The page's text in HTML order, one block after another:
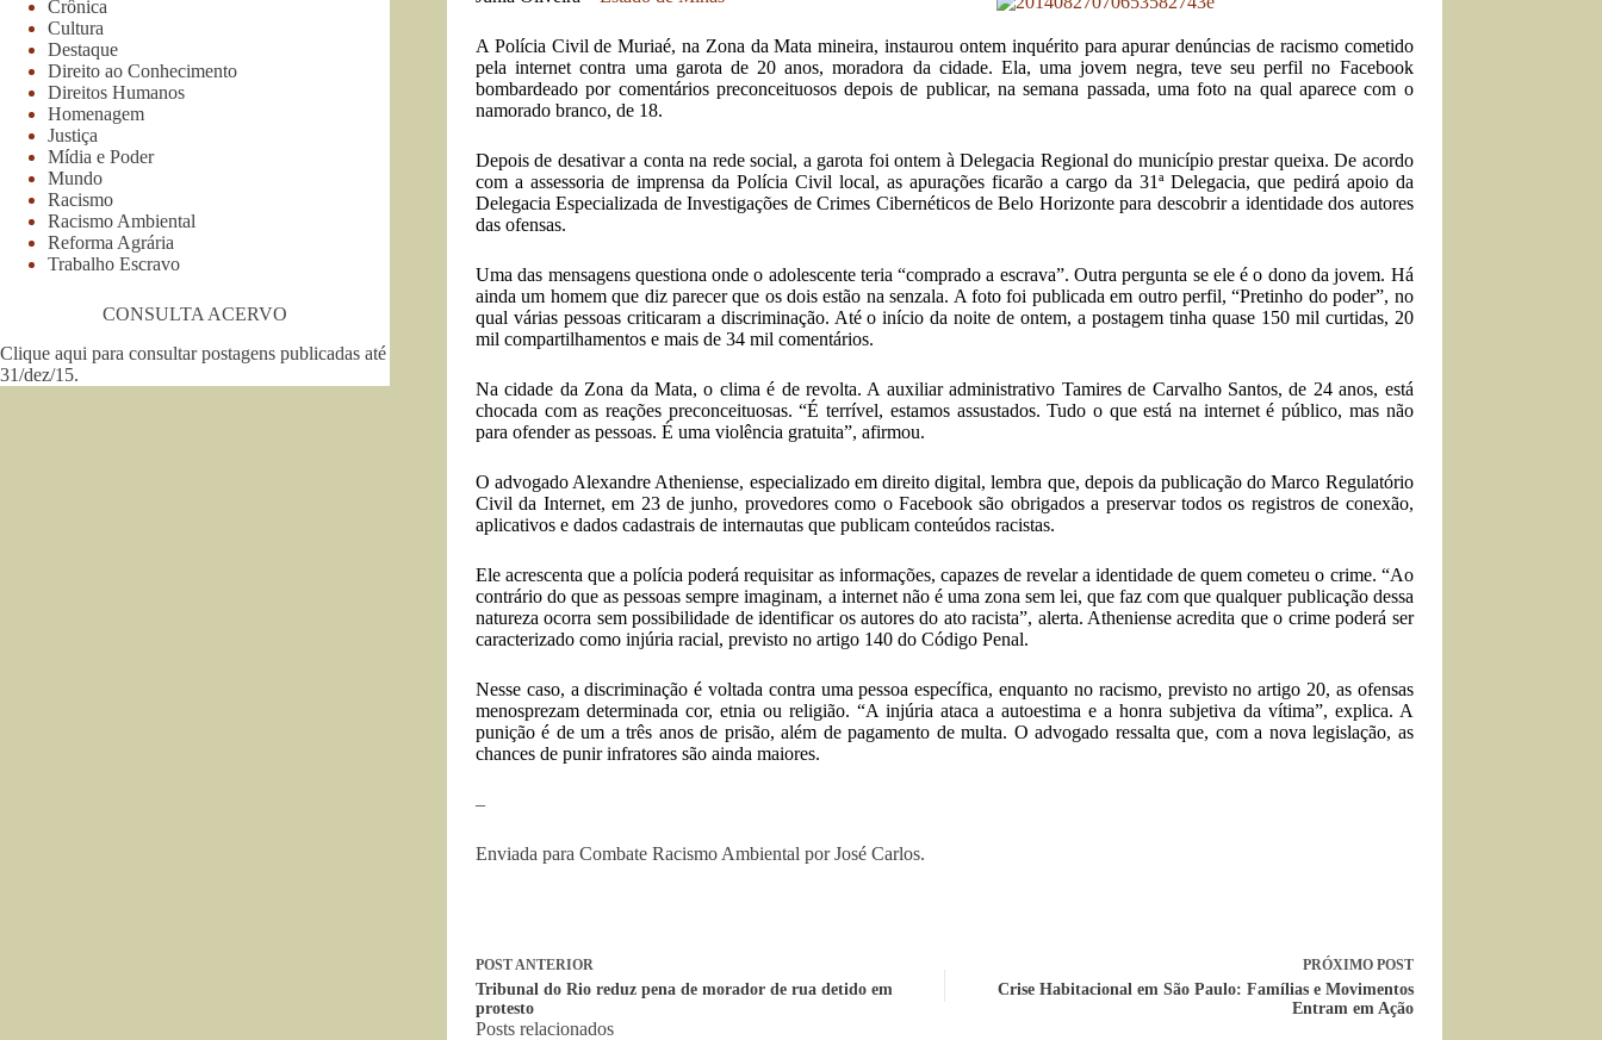
A Polícia Civil de Muriaé, na Zona da Mata mineira, instaurou ontem inquérito para apurar denúncias de racismo cometido
pela internet contra uma garota de 20 anos, moradora da cidade. Ela, uma jovem negra, teve seu perfil no Facebook
bombardeado por comentários preconceituosos depois de publicar, na semana passada, uma foto na qual aparece com o
namorado branco, de 18.
Depois de desativar a conta na rede social, a garota foi ontem à Delegacia Regional do município prestar queixa. De acordo
com a assessoria de imprensa da Polícia Civil local, as apurações ficarão a cargo da 31ª Delegacia, que pedirá apoio da
Delegacia Especializada de Investigações de Crimes Cibernéticos de Belo Horizonte para descobrir a identidade dos autores
das ofensas.
Uma das mensagens questiona onde o adolescente teria “comprado a escrava”. Outra pergunta se ele é o dono da jovem. Há
ainda um homem que diz parecer que os dois estão na senzala. A foto foi publicada em outro perfil, “Pretinho do poder”, no
qual várias pessoas criticaram a discriminação. Até o início da noite de ontem, a postagem tinha quase 150 mil curtidas, 20
mil compartilhamentos e mais de 34 mil comentários.
Na cidade da Zona da Mata, o clima é de revolta. A auxiliar administrativo Tamires de Carvalho Santos, de 24 anos, está
chocada com as reações preconceituosas. “É terrível, estamos assustados. Tudo o que está na internet é público, mas não
para ofender as pessoas. É uma violência gratuita”, afirmou.
O advogado Alexandre Atheniense, especializado em direito digital, lembra que, depois da publicação do Marco Regulatório
Civil da Internet, em 23 de junho, provedores como o Facebook são obrigados a preservar todos os registros de conexão,
aplicativos e dados cadastrais de internautas que publicam conteúdos racistas.
Ele acrescenta que a polícia poderá requisitar as informações, capazes de revelar a identidade de quem cometeu o crime. “Ao
contrário do que as pessoas sempre imaginam, a internet não é uma zona sem lei, que faz com que qualquer publicação dessa
natureza ocorra sem possibilidade de identificar os autores do ato racista”, alerta. Atheniense acredita que o crime poderá ser
caracterizado como injúria racial, previsto no artigo 140 do Código Penal.
Nesse caso, a discriminação é voltada contra uma pessoa específica, enquanto no racismo, previsto no artigo 20, as ofensas
menosprezam determinada cor, etnia ou religião. “A injúria ataca a autoestima e a honra subjetiva da vítima”, explica. A
punição é de um a três anos de prisão, além de pagamento de multa. O advogado ressalta que, com a nova legislação, as
chances de punir infratores são ainda maiores.
–
Enviada para Combate Racismo Ambiental por José Carlos.
POSTANTERIOR
Tribunal do Rio reduz pena de morador de rua detido em
protesto
PRÓXIMO POST
Crise Habitacional em São Paulo: Famílias e Movimentos
Entram em Ação
Posts relacionados
Crônica
Cultura
Destaque
Direito ao Conhecimento
Direitos Humanos
Homenagem
Justiça
Mídia e Poder
Mundo
Racismo
Racismo Ambiental
Reforma Agrária
Trabalho Escravo
CONSULTA ACERVO
Clique aqui para consultar postagens publicadas até
31/dez/15.